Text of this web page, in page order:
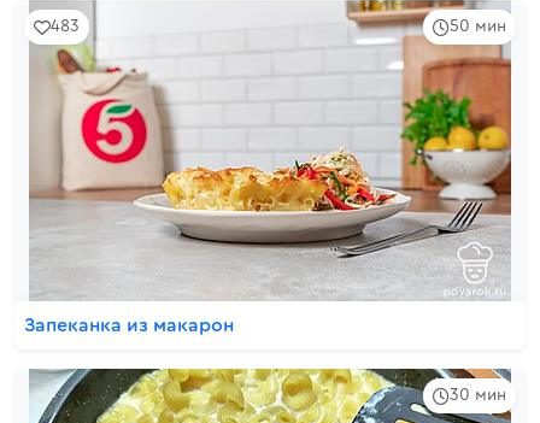
50 мин
483
Запеканка из макарон
30 мин